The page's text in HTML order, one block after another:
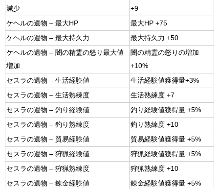
減少
+9
ケヘルの遺物 – 最大HP
最大HP +75
ケヘルの遺物 – 最大持久力
最大持久力 +50
ケヘルの遺物 – 闇の精霊の怒り最大値
増加
闇の精霊の怒りの増加
+10%
セスラの遺物 – 生活経験値
生活経験値獲得量+3%
セスラの遺物 – 生活熟練度
生活熟練度 +7
セスラの遺物 – 釣り経験値
釣り経験値獲得量 +5%
セスラの遺物 – 釣り熟練度
釣り熟練度 +10
セスラの遺物 – 貿易経験値
貿易経験値獲得量 +5%
セスラの遺物 – 狩猟経験値
狩猟経験値獲得量 +5%
セスラの遺物 – 狩猟熟練度
狩猟熟練度 +10
セスラの遺物 – 錬金経験値
錬金経験値獲得量 +5%